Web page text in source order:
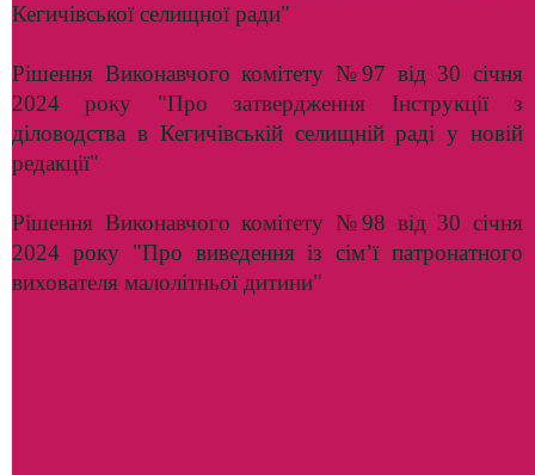
Кегичівської селищної ради"
Рішення Виконавчого комітету №97 від 30 січня
2024 року "Про затвердження Інструкції з
діловодства в Кегичівській селищній раді у новій
редакції"
Рішення Виконавчого комітету №98 від 30 січня
2024 року "Про виведення із сім’ї патронатного
вихователя малолітньої дитини"